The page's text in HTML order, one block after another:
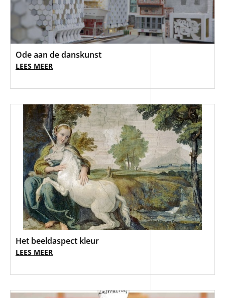
Ode aan de danskunst
LEES MEER
Het beeldaspect kleur
LEES MEER